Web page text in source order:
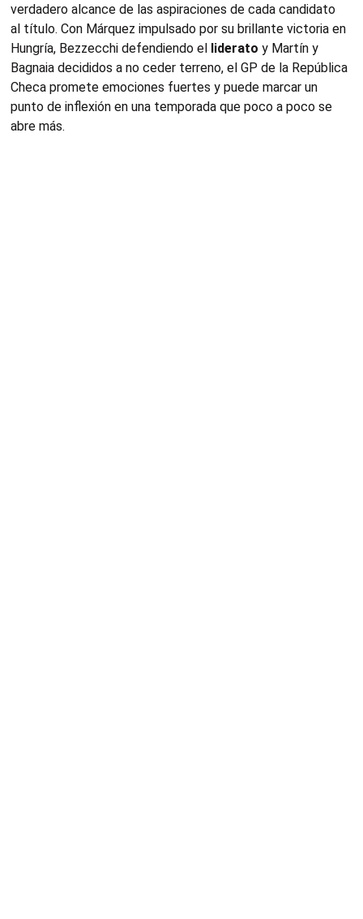
verdadero alcance de las aspiraciones de cada candidato
al título. Con Márquez impulsado por su brillante victoria en
Hungría, Bezzecchi defendiendo el liderato y Martín y
Bagnaia decididos a no ceder terreno, el GP de la República
Checa promete emociones fuertes y puede marcar un
punto de inflexión en una temporada que poco a poco se
abre más.